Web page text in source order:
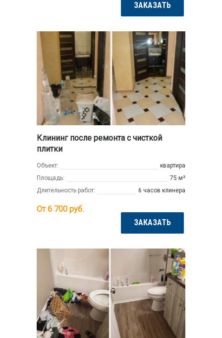
ЗАКАЗАТЬ
Клининг после ремонта с чисткой
плитки
Объект:
квартира
Площадь:
75 м²
Длительность работ:
6 часов клинера
От 6 700 руб.
ЗАКАЗАТЬ